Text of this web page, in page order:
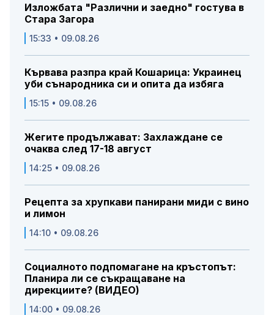
Изложбата "Различни и заедно" гостува в
Стара Загора
15:33 • 09.08.26
Кървава разпра край Кошарица: Украинец
уби сънародника си и опита да избяга
15:15 • 09.08.26
Жегите продължават: Захлаждане се
очаква след 17-18 август
14:25 • 09.08.26
Рецепта за хрупкави панирани миди с вино
и лимон
14:10 • 09.08.26
Социалното подпомагане на кръстопът:
Планира ли се съкращаване на
дирекциите? (ВИДЕО)
14:00 • 09.08.26